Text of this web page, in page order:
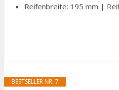
Reifenbreite: 195 mm |
BESTSELLER NR. 7